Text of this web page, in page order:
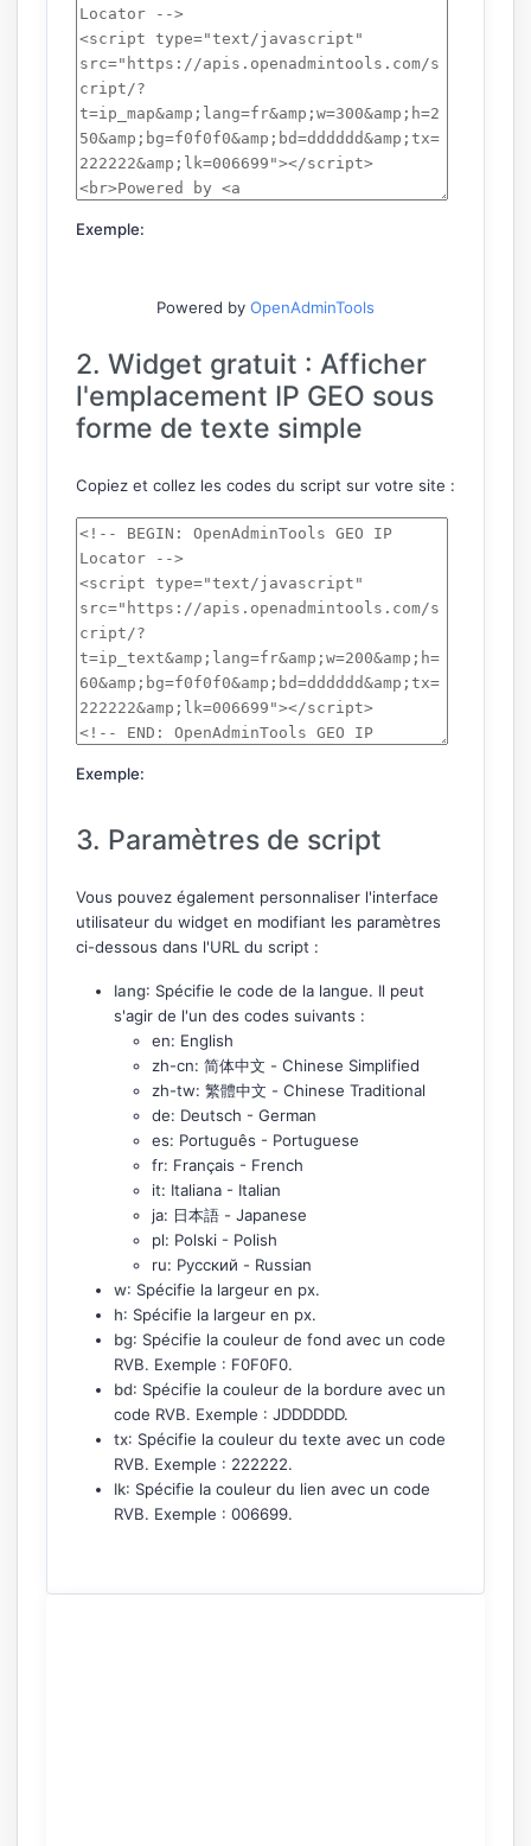
Exemple:
Powered by OpenAdminTools
2. Widget gratuit : Afficher
l'emplacement IP GEO sous
forme de texte simple
Copiez et collez les codes du script sur votre site :
Exemple:
3. Paramètres de script
Vous pouvez également personnaliser l'interface
utilisateur du widget en modifiant les paramètres
ci-dessous dans l'URL du script :
lang: Spécifie le code de la langue. Il peut
s'agir de l'un des codes suivants :
en: English
zh-cn: 简体中文 - Chinese Simplified
zh-tw: 繁體中文 - Chinese Traditional
de: Deutsch - German
es: Português - Portuguese
fr: Français - French
it: Italiana - Italian
ja: 日本語 - Japanese
pl: Polski - Polish
ru: Русский - Russian
w: Spécifie la largeur en px.
h: Spécifie la largeur en px.
bg: Spécifie la couleur de fond avec un code
RVB. Exemple : F0F0F0.
bd: Spécifie la couleur de la bordure avec un
code RVB. Exemple : JDDDDDD.
tx: Spécifie la couleur du texte avec un code
RVB. Exemple : 222222.
lk: Spécifie la couleur du lien avec un code
RVB. Exemple : 006699.